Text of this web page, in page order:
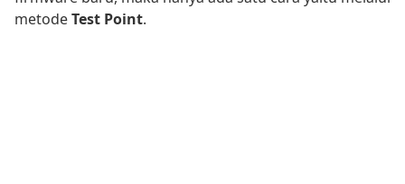
metodeTest Point.